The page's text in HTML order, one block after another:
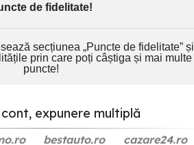
de fidelitate!
secțiunea „Puncte de fidelitate” și
prin care poți câștiga și mai multe
puncte!
expunere multiplă
bestauto.ro cazare24.ro